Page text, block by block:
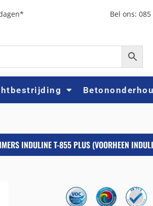
Bel ons:
INDULINE T-855 PLUS (VOORHEEN